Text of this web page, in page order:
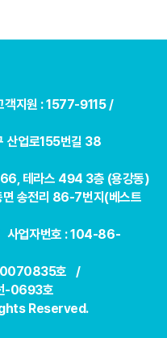
지원 : 1577-9115 /
산업로155번길 38
테라스 494 3층 (용강동)
면 송전리 86-7번지(베스트
사업자번호 : 104-86-
0070835호 /
-0693호
Reserved.